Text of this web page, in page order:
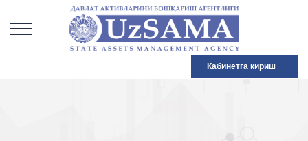
Кабинетга кириш